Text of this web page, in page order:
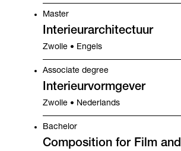
Master
Interieurarchitectuur
Zwolle • Engels
Associate degree
Interieurvormgever
Zwolle • Nederlands
Bachelor
Composition for Film and